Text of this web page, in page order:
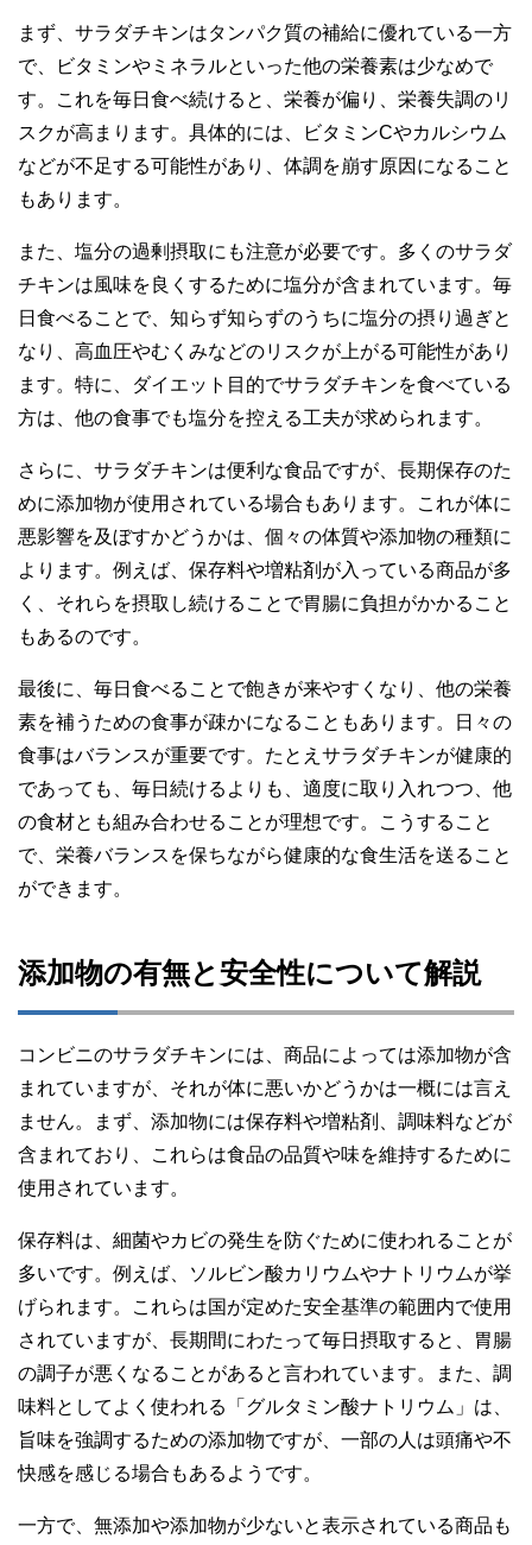
まず、サラダチキンはタンパク質の補給に優れている一方
で、ビタミンやミネラルといった他の栄養素は少なめで
す。これを毎日食べ続けると、栄養が偏り、栄養失調のリ
スクが高まります。具体的には、ビタミンCやカルシウム
などが不足する可能性があり、体調を崩す原因になること
もあります。
また、塩分の過剰摂取にも注意が必要です。多くのサラダ
チキンは風味を良くするために塩分が含まれています。毎
日食べることで、知らず知らずのうちに塩分の摂り過ぎと
なり、高血圧やむくみなどのリスクが上がる可能性があり
ます。特に、ダイエット目的でサラダチキンを食べている
方は、他の食事でも塩分を控える工夫が求められます。
さらに、サラダチキンは便利な食品ですが、長期保存のた
めに添加物が使用されている場合もあります。これが体に
悪影響を及ぼすかどうかは、個々の体質や添加物の種類に
よります。例えば、保存料や増粘剤が入っている商品が多
く、それらを摂取し続けることで胃腸に負担がかかること
もあるのです。
最後に、毎日食べることで飽きが来やすくなり、他の栄養
素を補うための食事が疎かになることもあります。日々の
食事はバランスが重要です。たとえサラダチキンが健康的
であっても、毎日続けるよりも、適度に取り入れつつ、他
の食材とも組み合わせることが理想です。こうすること
で、栄養バランスを保ちながら健康的な食生活を送ること
ができます。
添加物の有無と安全性について解説
コンビニのサラダチキンには、商品によっては添加物が含
まれていますが、それが体に悪いかどうかは一概には言え
ません。まず、添加物には保存料や増粘剤、調味料などが
含まれており、これらは食品の品質や味を維持するために
使用されています。
保存料は、細菌やカビの発生を防ぐために使われることが
多いです。例えば、ソルビン酸カリウムやナトリウムが挙
げられます。これらは国が定めた安全基準の範囲内で使用
されていますが、長期間にわたって毎日摂取すると、胃腸
の調子が悪くなることがあると言われています。また、調
味料としてよく使われる「グルタミン酸ナトリウム」は、
旨味を強調するための添加物ですが、一部の人は頭痛や不
快感を感じる場合もあるようです。
一方で、無添加や添加物が少ないと表示されている商品も